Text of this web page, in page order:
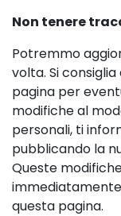
Non tenere
Potremmo
volta. Si
pagina per
modifiche al
personali, ti
pubblicando la
Queste
questa pagina.